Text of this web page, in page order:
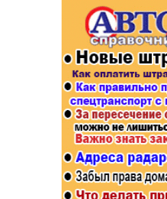
Афиша
Строительство и ремонт
Авто и мото
Рестораны, кафе, бары
Популярное →
Строительство и ремонт